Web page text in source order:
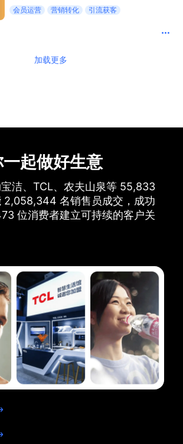
会员运营 营销转化 引流获客
加载更多
起做好生意
洁、TCL、农夫山泉等 55,833
2,058,344 名销售员成交， 成功
位消费者建立可持续的客户关